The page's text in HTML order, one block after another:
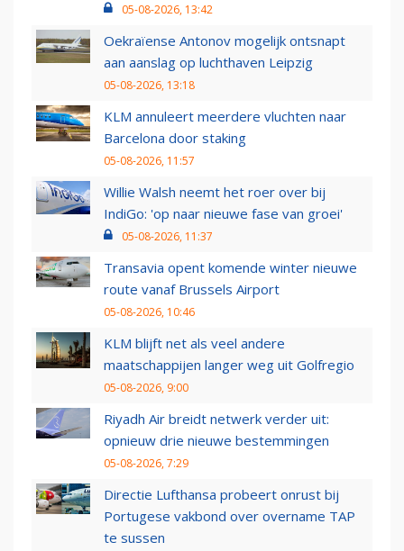
05-08-2026, 13:42
Oekraïense Antonov mogelijk ontsnapt
aan aanslag op luchthaven Leipzig
05-08-2026, 13:18
KLM annuleert meerdere vluchten naar
Barcelona door staking
05-08-2026, 11:57
Willie Walsh neemt het roer over bij
IndiGo: 'op naar nieuwe fase van groei'
05-08-2026, 11:37
Transavia opent komende winter nieuwe
route vanaf Brussels Airport
05-08-2026, 10:46
KLM blijft net als veel andere
maatschappijen langer weg uit Golfregio
05-08-2026, 9:00
Riyadh Air breidt netwerk verder uit:
opnieuw drie nieuwe bestemmingen
05-08-2026, 7:29
Directie Lufthansa probeert onrust bij
Portugese vakbond over overname TAP
te sussen